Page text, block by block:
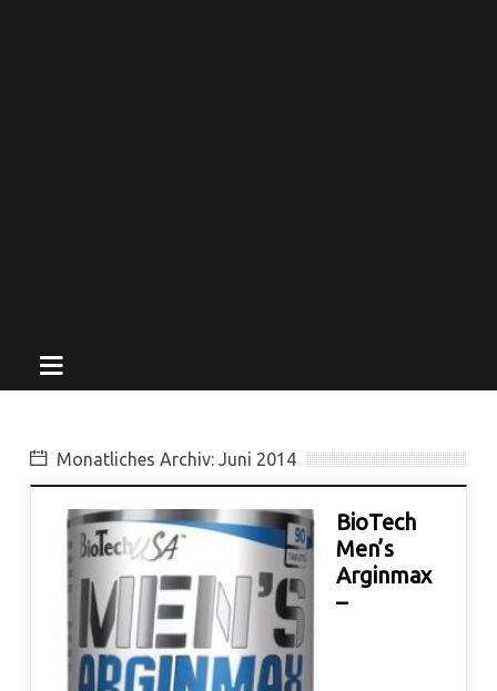
Monatliches Archiv: Juni 2014
BioTech
Men’s
Arginmax
–